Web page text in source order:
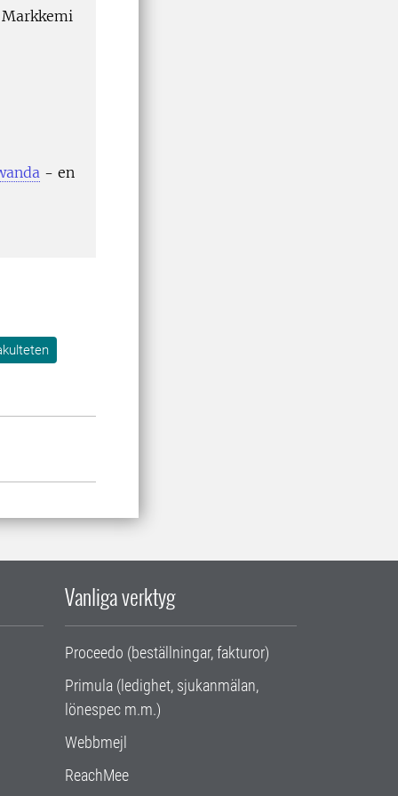
- en
Vanliga verktyg
Proceedo (beställningar, fakturor)
Primula (ledighet, sjukanmälan,
lönespec m.m.)
Webbmejl
ReachMee